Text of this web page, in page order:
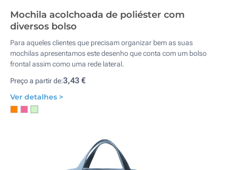
Mochila acolchoada de poliéster com
diversos bolso
Para aqueles clientes que precisam organizar bem as suas
mochilas apresentamos este desenho que conta com um bolso
frontal assim como uma rede lateral.
Preço a partir de:3,43 €
Ver detalhes >